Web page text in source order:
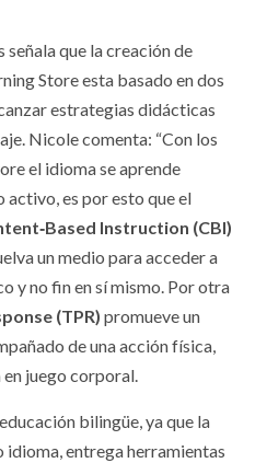
señala que la creación de
Store esta basado en dos
estrategias didácticas
Nicole comenta: “Con los
el idioma se aprende
es por esto que el
Instruction (CBI)
un medio para acceder a
y no fin en sí mismo. Por otra
(TPR) promueve un
de una acción física,
juego corporal.
bilingüe, ya que la
idioma, entrega herramientas